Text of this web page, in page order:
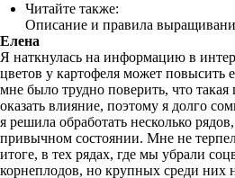
Читайте также:
Описание и правила
Елена
Я наткнулась на информацию в
цветов у картофеля может повысить
мне было трудно поверить, что
оказать влияние, поэтому я долго
я решила обработать несколько
привычном состоянии. Мне не
итоге, в тех рядах, где мы убрали
корнеплодов, но крупных среди них